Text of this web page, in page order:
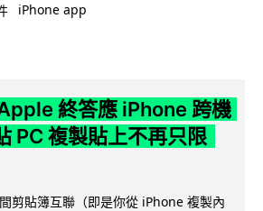
iPhone app
終答應 iPhone 跨機
PC 複製貼上不再只限
剪貼簿互聯（即是你從 iPhone 複製內